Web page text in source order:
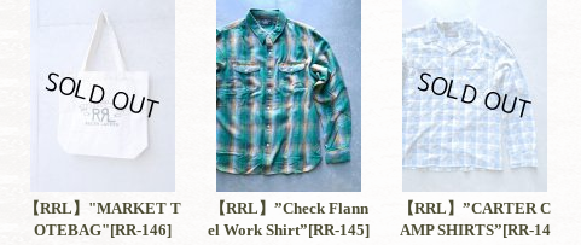
【RRL】"MARKET T
OTEBAG"[RR-146]
【RRL】”Check Flann
el Work Shirt”[RR-145]
【RRL】”CARTER C
AMP SHIRTS”[RR-14